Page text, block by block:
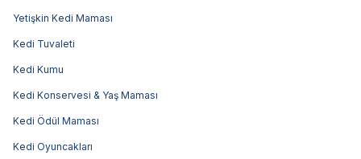
Yetişkin Kedi Maması
Kedi Tuvaleti
Kedi Kumu
Kedi Konservesi & Yaş Maması
Kedi Ödül Maması
Kedi Oyuncakları